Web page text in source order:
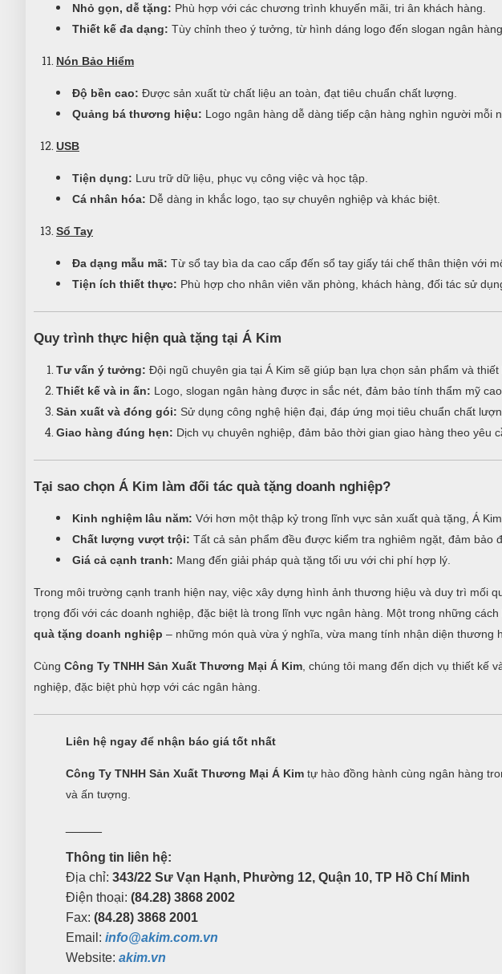
Nhỏ gọn, dễ tặng: Phù hợp với các chương trình khuyến mãi, tri ân khách hàng.
Thiết kế đa dạng: Tùy chỉnh theo ý tưởng, từ hình dáng logo đến slogan ngân hàng.
Nón Bảo Hiểm
Độ bền cao: Được sản xuất từ chất liệu an toàn, đạt tiêu chuẩn chất lượng.
Quảng bá thương hiệu: Logo ngân hàng dễ dàng tiếp cận hàng nghìn người mỗi
USB
Tiện dụng: Lưu trữ dữ liệu, phục vụ công việc và học tập.
Cá nhân hóa: Dễ dàng in khắc logo, tạo sự chuyên nghiệp và khác biệt.
Sổ Tay
Đa dạng mẫu mã: Từ sổ tay bìa da cao cấp đến sổ tay giấy tái chế thân thiện với
Tiện ích thiết thực: Phù hợp cho nhân viên văn phòng, khách hàng, đối tác sử
Quy trình thực hiện quà tặng tại Á Kim
Tư vấn ý tưởng: Đội ngũ chuyên gia tại Á Kim sẽ giúp bạn lựa chọn sản phẩm và
Thiết kế và in ấn: Logo, slogan ngân hàng được in sắc nét, đảm bảo tính thẩm mỹ cao.
Sản xuất và đóng gói: Sử dụng công nghệ hiện đại, đáp ứng mọi tiêu chuẩn chất
Giao hàng đúng hẹn: Dịch vụ chuyên nghiệp, đảm bảo thời gian giao hàng theo yêu
Tại sao chọn Á Kim làm đối tác quà tặng doanh nghiệp?
Kinh nghiệm lâu năm: Với hơn một thập kỷ trong lĩnh vực sản xuất quà tặng, Á
Chất lượng vượt trội: Tất cả sản phẩm đều được kiểm tra nghiêm ngặt, đảm bảo
Giá cả cạnh tranh: Mang đến giải pháp quà tặng tối ưu với chi phí hợp lý.
Trong môi trường cạnh tranh hiện nay, việc xây dựng hình ảnh thương hiệu và duy trì mối
trọng đối với các doanh nghiệp, đặc biệt là trong lĩnh vực ngân hàng. Một trong những
quà tặng doanh nghiệp – những món quà vừa ý nghĩa, vừa mang tính nhận diện thương
Cùng Công Ty TNHH Sản Xuất Thương Mại Á Kim , chúng tôi mang đến dịch vụ thiết kế
nghiệp, đặc biệt phù hợp với các ngân hàng.
Liên hệ ngay để nhận báo giá tốt nhất
Công Ty TNHH Sản Xuất Thương Mại Á Kim tự hào đồng hành cùng ngân hàng
và ấn tượng.
Thông tin liên hệ:
Địa chỉ: 343/22 Sư Vạn Hạnh, Phường 12, Quận 10, TP Hồ Chí Minh
Điện thoại: (84.28) 3868 2002
Fax: (84.28) 3868 2001
Email: info@akim.com.vn
Website: akim.vn